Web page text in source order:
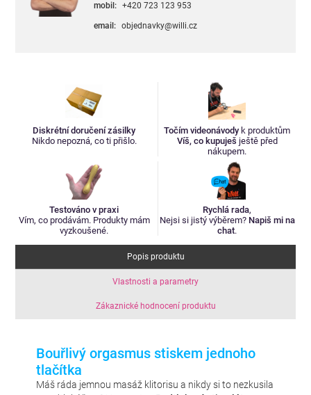
mobil: +420 723 123 953
email: objednavky@willi.cz
Diskrétní doručení zásilky
Nikdo nepozná, co ti přišlo.
Točím videonávody k produktům
Víš, co kupuješ ještě před
nákupem.
Testováno v praxi
Vím, co prodávám. Produkty mám
vyzkoušené.
Rychlá rada,
Nejsi si jistý výběrem? Napiš mi na
chat.
Popis produktu
Vlastnosti a parametry
Zákaznické hodnocení produktu
Bouřlivý orgasmus stiskem jednoho
tlačítka
Máš ráda jemnou masáž klitorisu a nikdy si to nezkusila